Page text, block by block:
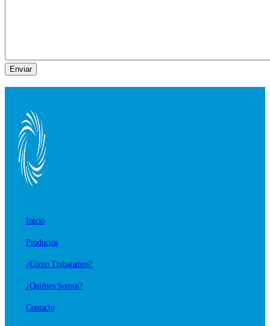
Inicio
Productos
¿Cómo Trabajamos?
¿Quiénes Somos?
Contacto